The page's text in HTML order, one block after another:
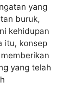
yang
buruk,
kehidupan
itu, konsep
yang telah